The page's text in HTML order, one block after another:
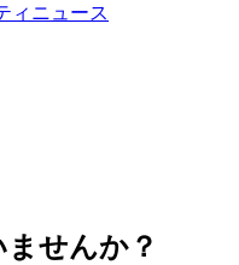
ィニュース
せんか？